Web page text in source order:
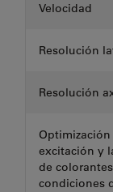
Velocidad
Resolución
Resolución
Optimización
excitación y
de
condiciones